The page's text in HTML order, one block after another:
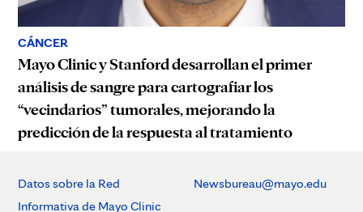
CÁNCER
Mayo Clinic y Stanford desarrollan el primer
análisis de sangre para cartografiar los
“vecindarios” tumorales, mejorando la
predicción de la respuesta al tratamiento
Datos sobre la Red
Informativa de Mayo Clinic
Newsbureau@mayo.edu